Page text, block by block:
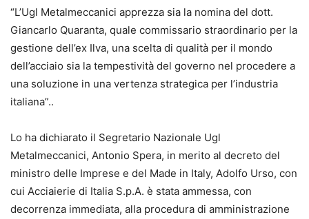
“L’Ugl Metalmeccanici apprezza sia la nomina del dott.
Giancarlo Quaranta, quale commissario straordinario per la
gestione dell’ex Ilva, una scelta di qualità per il mondo
dell’acciaio sia la tempestività del governo nel procedere a
una soluzione in una vertenza strategica per l’industria
italiana”..
Lo ha dichiarato il Segretario Nazionale Ugl
Metalmeccanici, Antonio Spera, in merito al decreto del
ministro delle Imprese e del Made in Italy, Adolfo Urso, con
cui Acciaierie di Italia S.p.A. è stata ammessa, con
decorrenza immediata, alla procedura di amministrazione